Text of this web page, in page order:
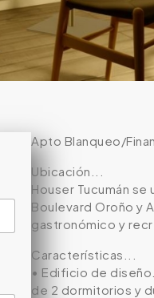
Apto Blanqueo/
Ubicación...
Houser Tucumán
Boulevard Oroño y
gastronómico y
Características...
• Edificio de
de 2 dormitorios y